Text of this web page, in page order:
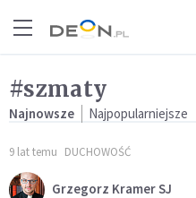
#szmaty
Najnowsze Najpopularniejsze
9 lat temu DUCHOWOŚĆ
Grzegorz Kramer SJ